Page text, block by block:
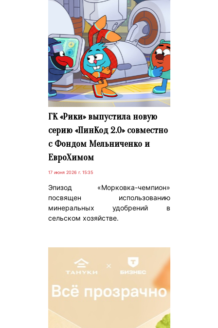
ГК «Рики» выпустила новую
серию «ПинКод 2.0» совместно
с Фондом Мельниченко и
ЕвроХимом
17 июня 2026 г. 15:35
Эпизод «Морковка-чемпион»
посвящен использованию
минеральных удобрений в
сельском хозяйстве.